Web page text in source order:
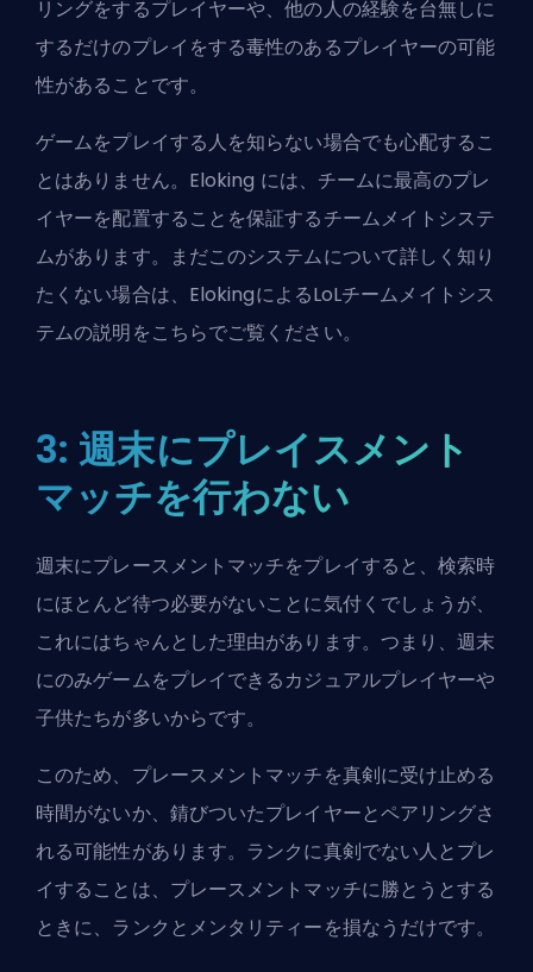
リングをするプレイヤーや、他の人の経験を台無しに
するだけのプレイをする毒性のあるプレイヤーの可能
性があることです。
ゲームをプレイする人を知らない場合でも心配するこ
とはありません。 Eloking には、チームに最高のプレ
イヤーを配置することを保証するチームメイトシステ
ムがあります。まだこのシステムについて詳しく知り
たくない場合は、ElokingによるLoLチームメイトシス
テムの説明をこちらでご覧ください。
3: 週末にプレイスメント
マッチを行わない
週末にプレースメントマッチをプレイすると、検索時
にほとんど待つ必要がないことに気付くでしょうが、
これにはちゃんとした理由があります。つまり、週末
にのみゲームをプレイできるカジュアルプレイヤーや
子供たちが多いからです。
このため、プレースメントマッチを真剣に受け止める
時間がないか、錆びついたプレイヤーとペアリングさ
れる可能性があります。ランクに真剣でない人とプレ
イすることは、プレースメントマッチに勝とうとする
ときに、ランクとメンタリティーを損なうだけです。